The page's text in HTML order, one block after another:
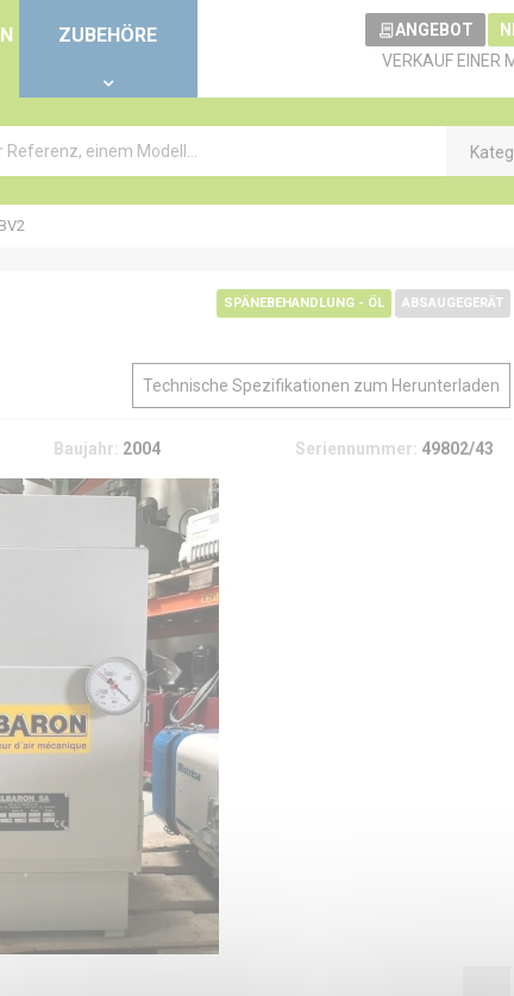
ZUBEHÖRE ANGEBOT
VERKAUF EINER
SPÄNEBEHANDLUNG - ÖL ABSAUGEGERÄT
Technische Spezifikationen zum Herunterladen
Baujahr: 2004 Seriennummer: 49802/43